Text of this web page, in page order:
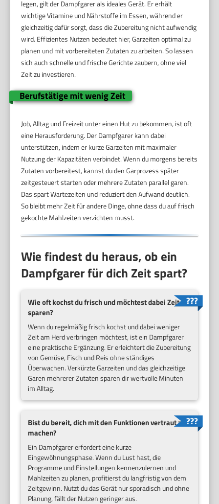
legen, gilt der Dampfgarer als ideales Gerät. Er erhält
wichtige Vitamine und Nährstoffe im Essen, während er
gleichzeitig dafür sorgt, dass die Zubereitung nicht aufwendig
wird. Effizientes Nutzen bedeutet hier, Garzeiten optimal zu
planen und mit vorbereiteten Zutaten zu arbeiten. So lassen
sich auch schnelle und frische Gerichte zaubern, ohne viel
Zeit zu investieren.
Berufstätige mit wenig Zeit
Job, Alltag und Freizeit unter einen Hut zu bekommen, ist oft
eine Herausforderung. Der Dampfgarer kann dabei
unterstützen, indem er kurze Garzeiten mit maximaler
Nutzung der Kapazitäten verbindet. Wenn du morgens bereits
Zutaten vorbereitest, kannst du den Garprozess später
zeitgesteuert starten oder mehrere Zutaten parallel garen.
Das spart Wartezeiten und reduziert den Aufwand deutlich.
So bleibt mehr Zeit für andere Dinge, ohne dass du auf frisch
gekochte Mahlzeiten verzichten musst.
Wie findest du heraus, ob ein
Dampfgarer für dich Zeit spart?
Wie oft kochst du frisch und möchtest dabei Zeit
sparen?
Wenn du regelmäßig frisch kochst und dabei weniger
Zeit am Herd verbringen möchtest, ist ein Dampfgarer
eine praktische Ergänzung. Er erleichtert die Zubereitung
von Gemüse, Fisch und Reis ohne ständiges
Überwachen. Verkürzte Garzeiten und das gleichzeitige
Garen mehrerer Zutaten sparen dir wertvolle Minuten
im Alltag.
Bist du bereit, dich mit den Funktionen vertraut zu
machen?
Ein Dampfgarer erfordert eine kurze
Eingewöhnungsphase. Wenn du Lust hast, die
Programme und Einstellungen kennenzulernen und
Mahlzeiten zu planen, profitierst du langfristig von dem
Zeitgewinn. Nutzt du das Gerät nur sporadisch und ohne
Planung, fällt der Nutzen geringer aus.